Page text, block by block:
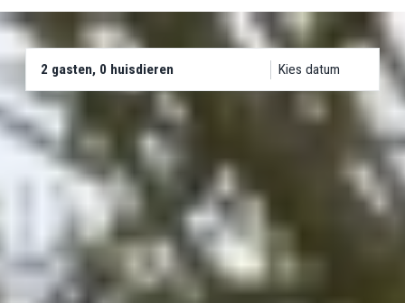
2 gasten, 0 huisdieren Kies datum